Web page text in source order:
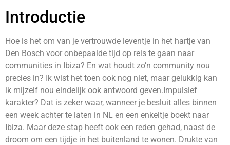
Introductie
Hoe is het om van je vertrouwde leventje in het hartje van
Den Bosch voor onbepaalde tijd op reis te gaan naar
communities in Ibiza? En wat houdt zo’n community nou
precies in? Ik wist het toen ook nog niet, maar gelukkig kan
ik mijzelf nou eindelijk ook antwoord geven.Impulsief
karakter? Dat is zeker waar, wanneer je besluit alles binnen
een week achter te laten in NL en een enkeltje boekt naar
Ibiza. Maar deze stap heeft ook een reden gehad, naast de
droom om een tijdje in het buitenland te wonen. Drukte van